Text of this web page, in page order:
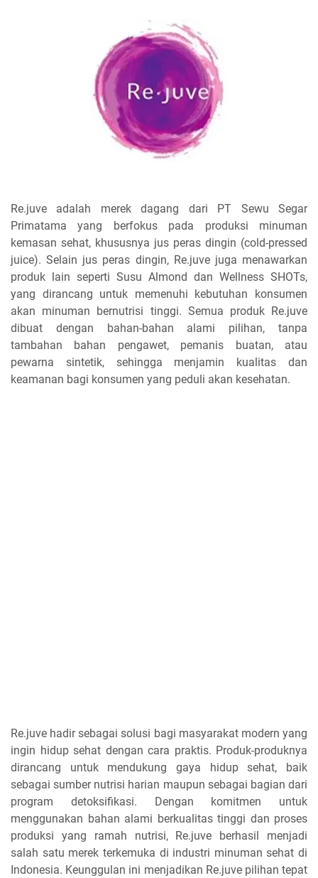
Re.juve adalah merek dagang dari PT Sewu Segar
Primatama yang berfokus pada produksi minuman
kemasan sehat, khususnya jus peras dingin (cold-pressed
juice). Selain jus peras dingin, Re.juve juga menawarkan
produk lain seperti Susu Almond dan Wellness SHOTs,
yang dirancang untuk memenuhi kebutuhan konsumen
akan minuman bernutrisi tinggi. Semua produk Re.juve
dibuat dengan bahan-bahan alami pilihan, tanpa
tambahan bahan pengawet, pemanis buatan, atau
pewarna sintetik, sehingga menjamin kualitas dan
keamanan bagi konsumen yang peduli akan kesehatan.
Re.juve hadir sebagai solusi bagi masyarakat modern yang
ingin hidup sehat dengan cara praktis. Produk-produknya
dirancang untuk mendukung gaya hidup sehat, baik
sebagai sumber nutrisi harian maupun sebagai bagian dari
program detoksifikasi. Dengan komitmen untuk
menggunakan bahan alami berkualitas tinggi dan proses
produksi yang ramah nutrisi, Re.juve berhasil menjadi
salah satu merek terkemuka di industri minuman sehat di
Indonesia. Keunggulan ini menjadikan Re.juve pilihan tepat